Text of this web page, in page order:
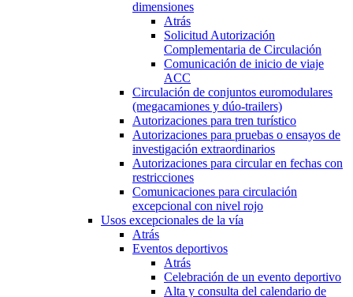
dimensiones
Atrás
Solicitud Autorización
Complementaria de Circulación
Comunicación de inicio de viaje
ACC
Circulación de conjuntos euromodulares
(megacamiones y dúo-trailers)
Autorizaciones para tren turístico
Autorizaciones para pruebas o ensayos de
investigación extraordinarios
Autorizaciones para circular en fechas con
restricciones
Comunicaciones para circulación
excepcional con nivel rojo
Usos excepcionales de la vía
Atrás
Eventos deportivos
Atrás
Celebración de un evento deportivo
Alta y consulta del calendario de